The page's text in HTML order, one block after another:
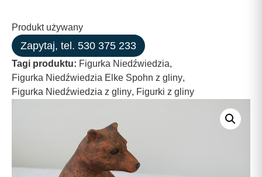
Produkt używany
Zapytaj, tel. 530 375 233
Tagi produktu: Figurka Niedźwiedzia,
Figurka Niedźwiedzia Elke Spohn z gliny,
Figurka Niedźwiedzia z gliny, Figurki z gliny